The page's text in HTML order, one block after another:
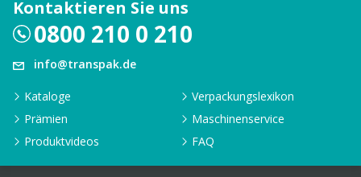
Kontaktieren Sie uns
0800 210 0 210
info@transpak.de
Kataloge
Verpackungslexikon
Prämien
Maschinenservice
Produktvideos
FAQ